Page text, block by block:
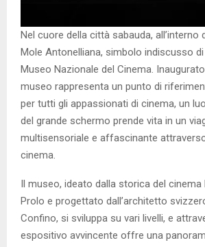
Nel cuore della città sabauda, all’interno
Mole Antonelliana, simbolo indiscusso di
Museo Nazionale del Cinema.
museo rappresenta un punto di
per tutti gli appassionati di cinema, un
del grande schermo prende vita in un
multisensoriale e affascinante
cinema.
Il museo, ideato dalla storica del cinema
Prolo e progettato dall’architetto
Confino, si sviluppa su vari livelli, e
espositivo avvincente offre una